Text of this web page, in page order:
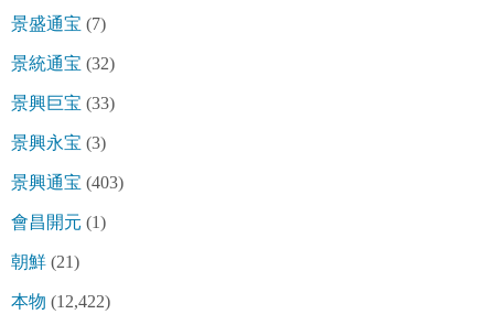
景盛通宝 (7)
景統通宝 (32)
景興巨宝 (33)
景興永宝 (3)
景興通宝 (403)
會昌開元 (1)
朝鮮 (21)
本物 (12,422)